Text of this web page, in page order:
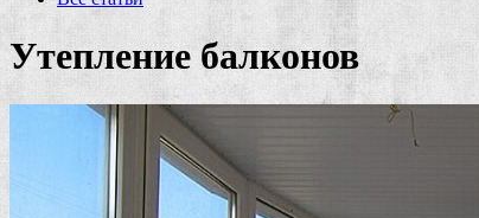
Утепление балконов